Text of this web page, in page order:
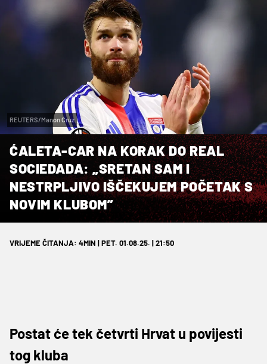
REUTERS/Manon Cruz
ĆALETA-CAR NA KORAK DO REAL
SOCIEDADA: „SRETAN SAM I
NESTRPLJIVO IŠČEKUJEM POČETAK S
NOVIM KLUBOM”
VRIJEME ČITANJA: 4MIN | PET. 01.08.25. | 21:50
Postat će tek četvrti Hrvat u povijesti
tog kluba